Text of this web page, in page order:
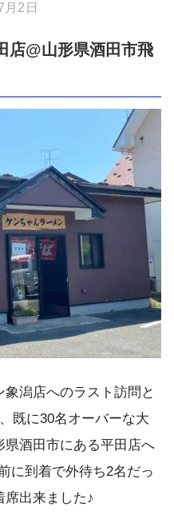
月2日
店@山形県酒田市飛
潟店へのラスト訪問と
既に30名オーバーな大
酒田市にある平田店へ
に到着で外待ち2名だっ
席出来ました♪